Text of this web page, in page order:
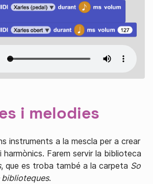
i melodies
instruments a la mescla per a crear
Farem servir la biblioteca
, que es troba també a la carpeta So
.